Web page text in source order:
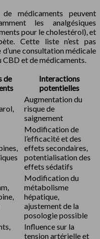
médicaments peuvent
les analgésiques
pour le cholestérol), et
Cette liste n’est pas
consultation médicale
et de médicaments.
de
Interactions
potentielles
Augmentation du
risque de
saignement
Modification de
l’efficacité et des
effets secondaires,
potentialisation des
effets sédatifs
Modification du
métabolisme
hépatique,
ajustement de la
posologie possible
Influence sur la
tension artérielle et